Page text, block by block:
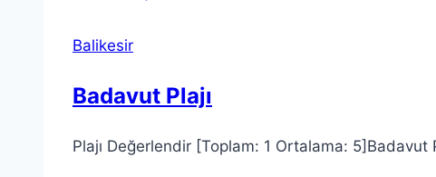
Balikesir
Badavut Plajı
Plajı Değerlendir [Toplam: 1 Ortalama: 5]Badavut